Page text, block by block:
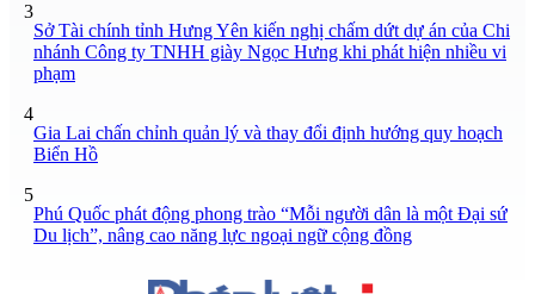
3
Sở Tài chính tỉnh Hưng Yên kiến nghị chấm dứt dự án của Chi
nhánh Công ty TNHH giày Ngọc Hưng khi phát hiện nhiều vi
phạm
4
Gia Lai chấn chỉnh quản lý và thay đổi định hướng quy hoạch
Biển Hồ
5
Phú Quốc phát động phong trào “Mỗi người dân là một Đại sứ
Du lịch”, nâng cao năng lực ngoại ngữ cộng đồng